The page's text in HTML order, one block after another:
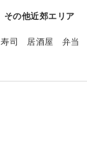
その他近郊エリア
寿司 居酒屋 弁当